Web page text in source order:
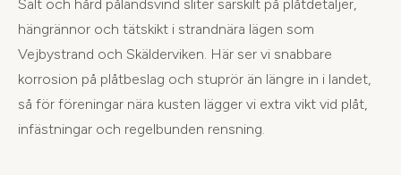
Salt och hård pålandsvind sliter särskilt på plåtdetaljer,
hängrännor och tätskikt i strandnära lägen som
Vejbystrand och Skälderviken. Här ser vi snabbare
korrosion på plåtbeslag och stuprör än längre in i landet,
så för föreningar nära kusten lägger vi extra vikt vid plåt,
infästningar och regelbunden rensning.